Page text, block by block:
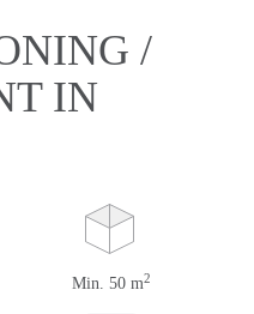
/
IN
Min. 50 m2